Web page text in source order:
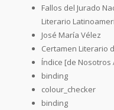
Fallos del Jurado
Literario
José María Vélez
Certamen Literario
Índice [de Nosotros
binding
colour_checker
binding